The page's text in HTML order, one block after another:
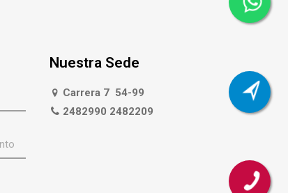
Nuestra Sede
Carrera 7 54-99
2482990 2482209